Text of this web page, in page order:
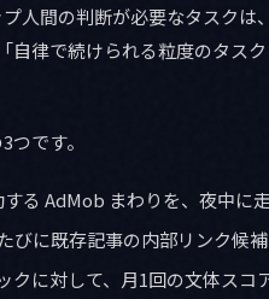
人間の判断が必要なタスクは
律で続けられる粒度のタス
です。
る AdMob まわりを、夜中に
びに既存記事の内部リンク候
クに対して、月1回の文体スコ